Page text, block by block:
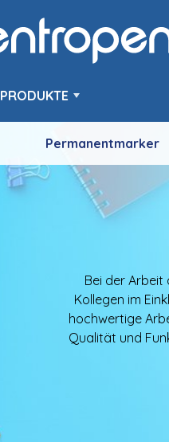
PRODUKTE
Permanentmarker
Bei der Arbeit
Kollegen im
hochwertige
Qualität und